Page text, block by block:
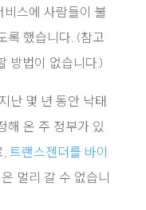
스에 사람들이 불
록 했습니다. (참고
방법이 없습니다.)
난 몇 년 동안 낙태
해 온 주 정부가 있
, 트랜스젠더를 바이
멀리 갈 수 없습니